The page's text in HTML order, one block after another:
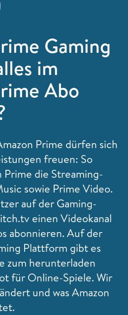
Gaming
im
Abo
Prime dürfen sich
freuen: So
die Streaming-
sowie Prime Video.
auf der Gaming-
einen Videokanal
abonnieren. Auf der
Plattform gibt es
zum herunterladen
für Online-Spiele. Wir
und was Amazon